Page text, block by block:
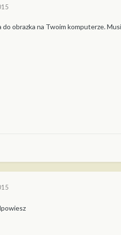
obrazka na Twoim komputerze.